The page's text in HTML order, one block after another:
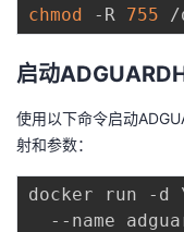
chmod -R 755
启动
使用以下命令启动
射和参数：
docker run -d
--name